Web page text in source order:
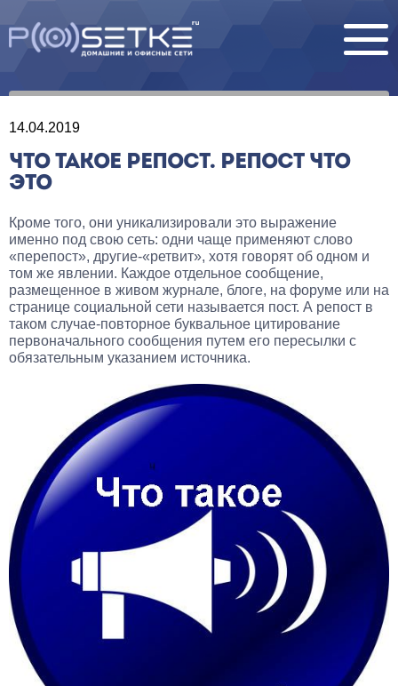
14.04.2019
ЧТО ТАКОЕ РЕПОСТ. РЕПОСТ ЧТО
ЭТО
Кроме того, они уникализировали это выражение
именно под свою сеть: одни чаще применяют слово
«перепост», другие-«ретвит», хотя говорят об одном и
том же явлении. Каждое отдельное сообщение,
размещенное в живом журнале, блоге, на форуме или на
странице социальной сети называется пост. А репост в
таком случае-повторное буквальное цитирование
первоначального сообщения путем его пересылки с
обязательным указанием источника.